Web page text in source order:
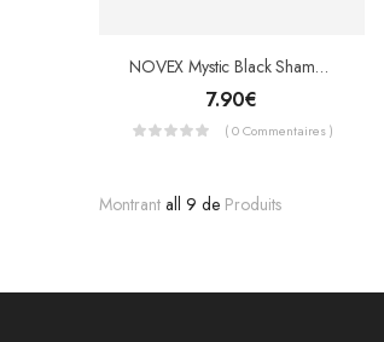
NOVEX Mystic Black Shampooing (Shampoo)
7.90€
( 0 Commentaires )
Montrant all 9 de Produits